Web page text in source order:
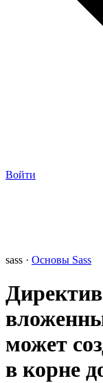
Войти
sass · Основы Sass
может
в корне